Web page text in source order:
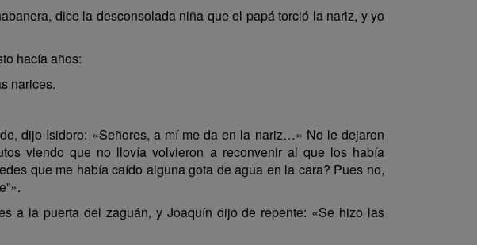
dice la desconsolada niña que el papá torció la nariz, y yo
hacía años:
narices.
dijo Isidoro: «Señores, a mí me da en la nariz…» No le dejaron
viendo que no llovía volvieron a reconvenir al que los había
que me había caído alguna gota de agua en la cara? Pues no,
a la puerta del zaguán, y Joaquín dijo de repente: «Se hizo las